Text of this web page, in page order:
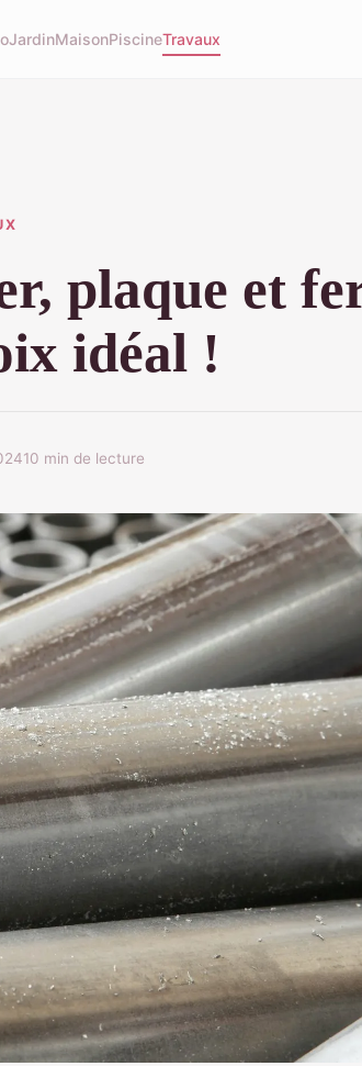
JardinMaisonPiscineTravaux
plaque et
idéal !
10 min de lecture